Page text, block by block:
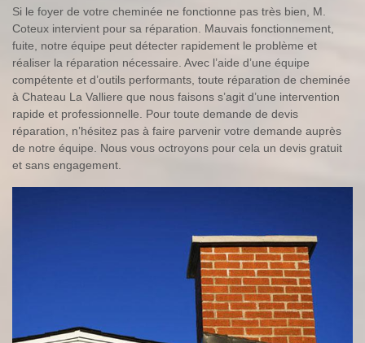
Si le foyer de votre cheminée ne fonctionne pas très bien, M.
Coteux intervient pour sa réparation. Mauvais fonctionnement,
fuite, notre équipe peut détecter rapidement le problème et
réaliser la réparation nécessaire. Avec l’aide d’une équipe
compétente et d’outils performants, toute réparation de cheminée
à Chateau La Valliere que nous faisons s’agit d’une intervention
rapide et professionnelle. Pour toute demande de devis
réparation, n’hésitez pas à faire parvenir votre demande auprès
de notre équipe. Nous vous octroyons pour cela un devis gratuit
et sans engagement.